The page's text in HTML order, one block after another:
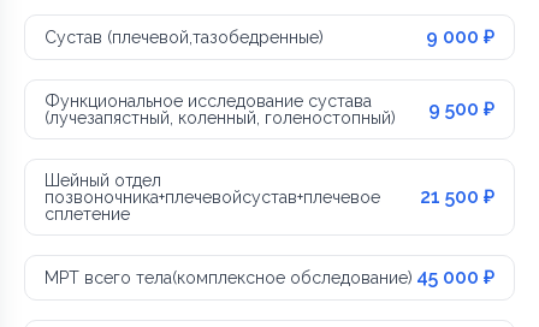
Сустав (плечевой,тазобедренные) 9 000 ₽
Функциональное исследование сустава
(лучезапястный, коленный, голеностопный)
9 500 ₽
Шейный отдел
позвоночника+плечевойсустав+плечевое
сплетение
21 500 ₽
МРТ всего тела(комплексное обследование) 45 000 ₽